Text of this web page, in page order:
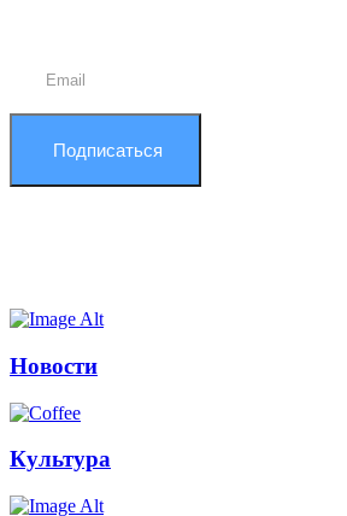
Подписаться
Новости
Культура